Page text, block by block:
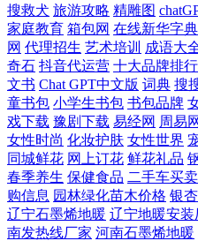
搜救犬 旅游攻略 精雕图
家庭教育 箱包网 在线新华字典
网 代理招生 艺术培训 成语大
奇石 抖音代运营 十大品牌排
文书 Chat GPT中文版 词典 搜
童书包 小学生书包 书包品牌
戏下载 豫剧下载 易经网 周易网
女性时尚 化妆护肤 女性世界
同城鲜花 网上订花 鲜花礼品
春季养生 保健食品 二手车买
购信息 园林绿化苗木价格 银
辽宁石墨烯地暖 辽宁地暖安装
南发热线厂家 河南石墨烯地暖